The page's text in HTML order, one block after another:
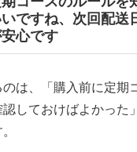
ですね、次回配送
心です
は、「購入前に定期
認しておけばよかった